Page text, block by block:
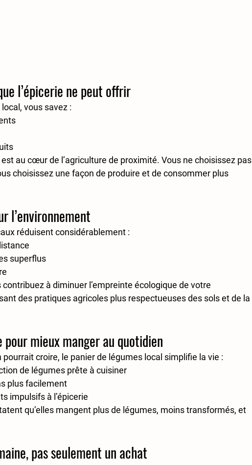
l’épicerie ne peut offrir
vous savez :
au cœur de l’agriculture de proximité. Vous ne choisissez pas
choisissez une façon de produire et de consommer plus
l’environnement
réduisent considérablement :
superflus
à diminuer l’empreinte écologique de votre
des pratiques agricoles plus respectueuses des sols et de la
mieux manger au quotidien
pourrait croire, le panier de légumes local simplifie la vie :
de légumes prête à cuisiner
plus facilement
impulsifs à l’épicerie
qu’elles mangent plus de légumes, moins transformés, et
pas seulement un achat